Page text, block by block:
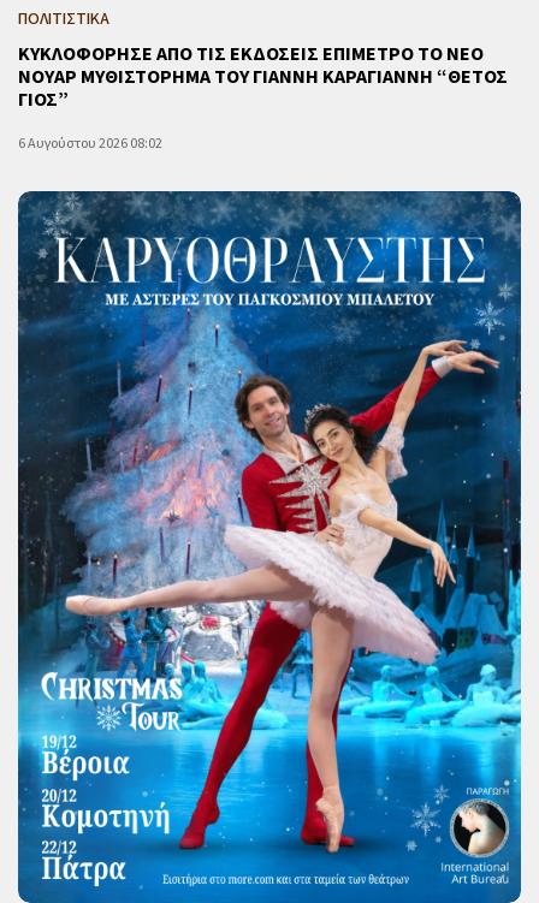
ΠΟΛΙΤΙΣΤΙΚΑ
ΚΥΚΛΟΦΟΡΗΣΕ ΑΠΟ ΤΙΣ ΕΚΔΟΣΕΙΣ ΕΠΙΜΕΤΡΟ ΤΟ ΝΕΟ
ΝΟΥΑΡ ΜΥΘΙΣΤΟΡΗΜΑ ΤΟΥ ΓΙΑΝΝΗ ΚΑΡΑΓΙΑΝΝΗ “ΘΕΤΟΣ
ΓΙΟΣ”
6 Αυγούστου 2026 08:02